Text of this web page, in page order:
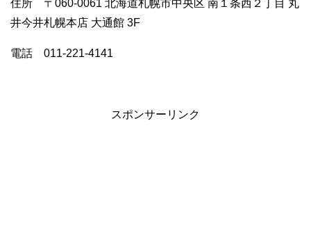
住所 〒060-0061 北海道札幌市中央区 南１条西２丁目 丸
井今井札幌本店 大通館 3F
電話 011-221-4141
スポンサーリンク